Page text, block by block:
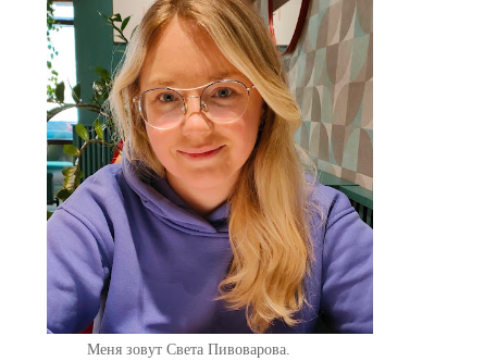
Меня зовут Света Пивоварова.